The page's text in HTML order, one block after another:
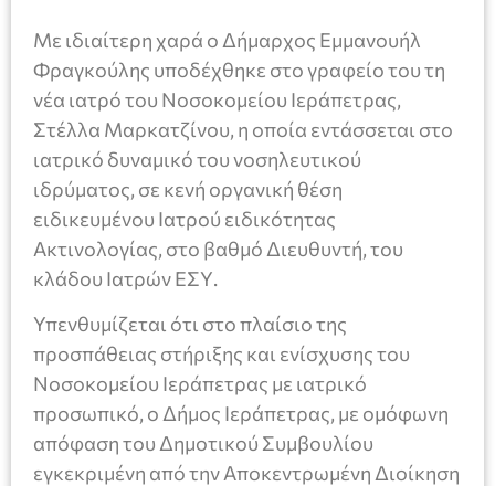
Με ιδιαίτερη χαρά ο Δήμαρχος Εμμανουήλ
Φραγκούλης υποδέχθηκε στο γραφείο του τη
νέα ιατρό του Νοσοκομείου Ιεράπετρας,
Στέλλα Μαρκατζίνου, η οποία εντάσσεται στο
ιατρικό δυναμικό του νοσηλευτικού
ιδρύματος, σε κενή οργανική θέση
ειδικευμένου Ιατρού ειδικότητας
Ακτινολογίας, στο βαθμό Διευθυντή, του
κλάδου Ιατρών ΕΣΥ.
Υπενθυμίζεται ότι στο πλαίσιο της
προσπάθειας στήριξης και ενίσχυσης του
Νοσοκομείου Ιεράπετρας με ιατρικό
προσωπικό, ο Δήμος Ιεράπετρας, με ομόφωνη
απόφαση του Δημοτικού Συμβουλίου
εγκεκριμένη από την Αποκεντρωμένη Διοίκηση